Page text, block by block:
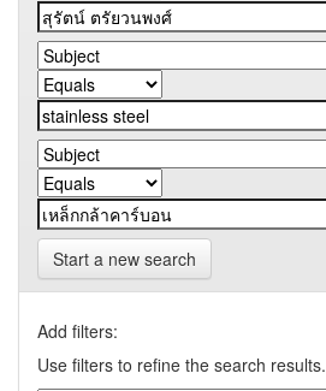
Start a new search
Add filters:
Use filters to refine the search results.